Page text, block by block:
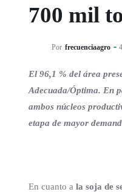
700 mil
Por frecuenciaagro
El 96,1 % del área
Adecuada/Óptima. En
ambos núcleos
etapa de mayor
En cuanto a la soja de